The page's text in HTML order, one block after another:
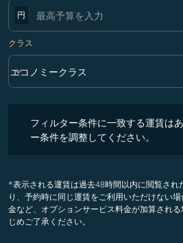
円
クラス
クラス option エコノミークラス Selected
エコノミークラス
keyboard_arrow_down
フィルター条件に一致する運賃は
ー条件を調整してください。
*表示される運賃は過去48時間以内に閲覧され
り、予約時に同じ運賃をご利用いただけない
金など、オプションサービス料金が加算され
じめご了承ください。